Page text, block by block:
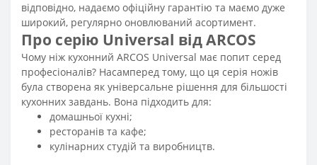
відповідно, надаємо офіційну гарантію та маємо дуже
широкий, регулярно оновлюваний асортимент.
Про серію Universal від ARCOS
Чому ніж кухонний ARCOS Universal має попит серед
професіоналів? Насамперед тому, що ця серія ножів
була створена як універсальне рішення для більшості
кухонних завдань. Вона підходить для:
домашньої кухні;
ресторанів та кафе;
кулінарних студій та виробництв.